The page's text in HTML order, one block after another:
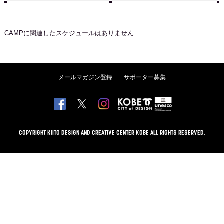
CAMPに関連したスケジュールはありません
メールマガジン登録 サポーター募集
COPYRIGHT KIITO DESIGN AND CREATIVE CENTER KOBE ALL RIGHTS RESERVED.